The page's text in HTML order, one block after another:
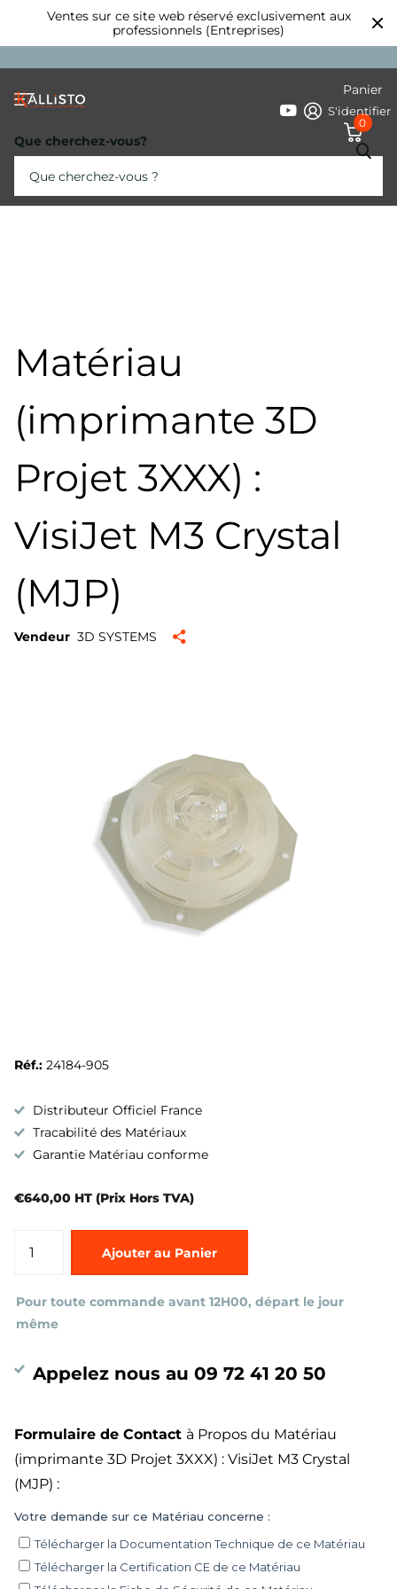
Ventes sur ce site web réservé exclusivement aux
professionnels (Entreprises)
Que cherchez-vous?
S'identifier
Panier
0
Matériau
(imprimante 3D
Projet 3XXX) :
VisiJet M3 Crystal
(MJP)
Vendeur 3D SYSTEMS
Réf.: 24184-905
Distributeur Officiel France
Tracabilité des Matériaux
Garantie Matériau conforme
€640,00 HT (Prix Hors TVA)
Ajouter au Panier
Pour toute commande avant 12H00, départ le jour
même
Appelez nous au 09 72 41 20 50
Formulaire de Contact à Propos du Matériau
(imprimante 3D Projet 3XXX) : VisiJet M3 Crystal
(MJP) :